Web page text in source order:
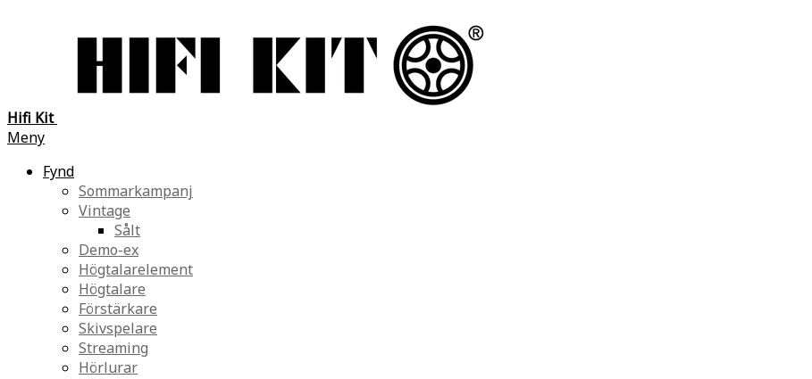
Hifi Kit
Meny
Fynd
Sommarkampanj
Vintage
Sålt
Demo-ex
Högtalarelement
Högtalare
Förstärkare
Skivspelare
Streaming
Hörlurar